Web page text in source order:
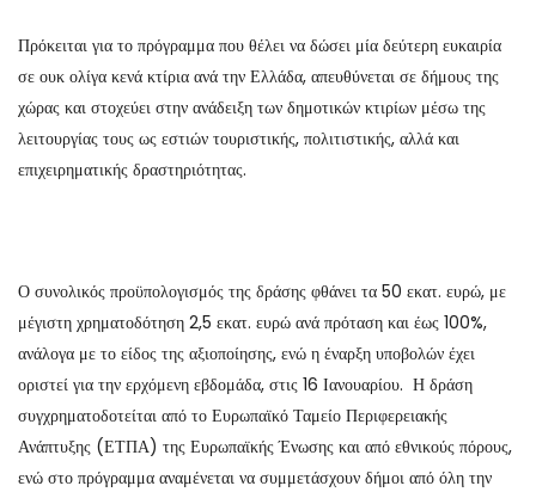
Πρόκειται για το πρόγραμμα που θέλει να δώσει μία δεύτερη ευκαιρία
σε ουκ ολίγα κενά κτίρια ανά την Ελλάδα, απευθύνεται σε δήμους της
χώρας και στοχεύει στην ανάδειξη των δημοτικών κτιρίων μέσω της
λειτουργίας τους ως εστιών τουριστικής, πολιτιστικής, αλλά και
επιχειρηματικής δραστηριότητας.
Ο συνολικός προϋπολογισμός της δράσης φθάνει τα 50 εκατ. ευρώ, με
μέγιστη χρηματοδότηση 2,5 εκατ. ευρώ ανά πρόταση και έως 100%,
ανάλογα με το είδος της αξιοποίησης, ενώ η έναρξη υποβολών έχει
οριστεί για την ερχόμενη εβδομάδα, στις 16 Ιανουαρίου. Η δράση
συγχρηματοδοτείται από το Ευρωπαϊκό Ταμείο Περιφερειακής
Ανάπτυξης (ΕΤΠΑ) της Ευρωπαϊκής Ένωσης και από εθνικούς πόρους,
ενώ στο πρόγραμμα αναμένεται να συμμετάσχουν δήμοι από όλη την